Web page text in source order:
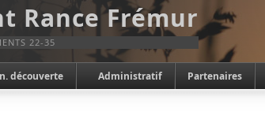
Rance Frémur
22-35
découverte Administratif Partenaires